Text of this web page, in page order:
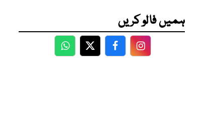
ہمیں فالو کریں
WhatsApp
TwitterFacebookFacebook